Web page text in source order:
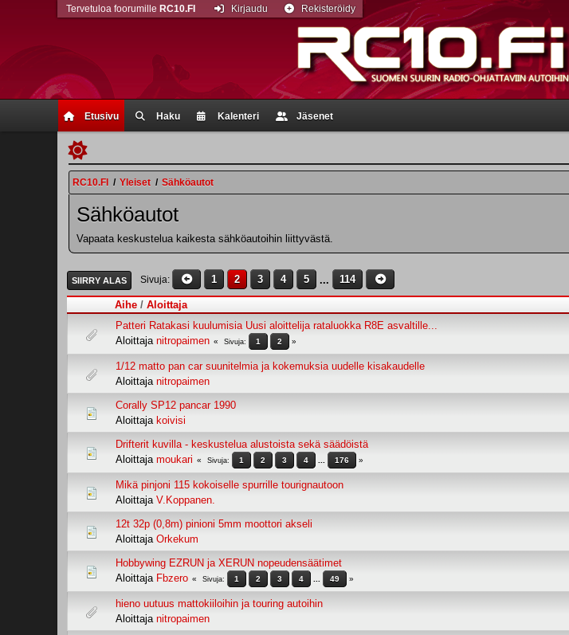
Etusivu Haku Kalenteri Jäsenet
Tervetuloa foorumille RC10.FI Kirjaudu Rekisteröidy
RC10.FI / Yleiset / Sähköautot
Sähköautot
Vapaata keskustelua kaikesta sähköautoihin liittyvästä.
SIIRRY ALAS Sivuja 1 2 3 4 5 ... 114
Aihe / Aloittaja
Patteri Ratakasi kuulumisia Uusi aloittelija rataluokka R8E asvaltille...
Aloittaja nitropaimen Sivuja 1 2
1/12 matto pan car suunitelmia ja kokemuksia uudelle kisakaudelle
Aloittaja nitropaimen
Corally SP12 pancar 1990
Aloittaja koivisi
Drifterit kuvilla - keskustelua alustoista sekä säädöistä
Aloittaja moukari Sivuja 1 2 3 4 176
Mikä pinjoni 115 kokoiselle spurrille tourignautoon
Aloittaja V.Koppanen.
12t 32p (0,8m) pinioni 5mm moottori akseli
Aloittaja Orkekum
Hobbywing EZRUN ja XERUN nopeudensäätimet
Aloittaja Fbzero Sivuja 1 2 3 4 49
hieno uutuus mattokiiloihin ja touring autoihin
Aloittaja nitropaimen